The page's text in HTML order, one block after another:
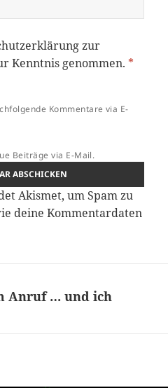
zur
Kenntnis genommen. *
Kommentare via E-
Beiträge via E-Mail.
Akismet, um Spam zu
deine Kommentardaten
Anruf … und ich